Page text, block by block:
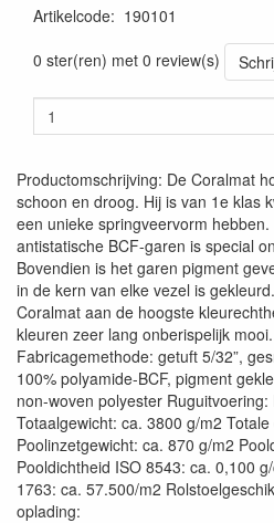
Artikelcode: 190101
0 ster(ren) met 0 review(s)
Productomschrijving: De Coralmat
schoon en droog. Hij is van 1e klas
een unieke springveervorm
antistatische BCF-garen is special
Bovendien is het garen pigment
in de kern van elke vezel is
Coralmat aan de hoogste
kleuren zeer lang onberispelijk
Fabricagemethode: getuft 5/32”,
100% polyamide-BCF, pigment
non-woven polyester
Totaalgewicht: ca. 3800 g/m2
Poolinzetgewicht: ca. 870 g/m2
Pooldichtheid ISO 8543: ca. 0,100
1763: ca. 57.500/m2
oplading: